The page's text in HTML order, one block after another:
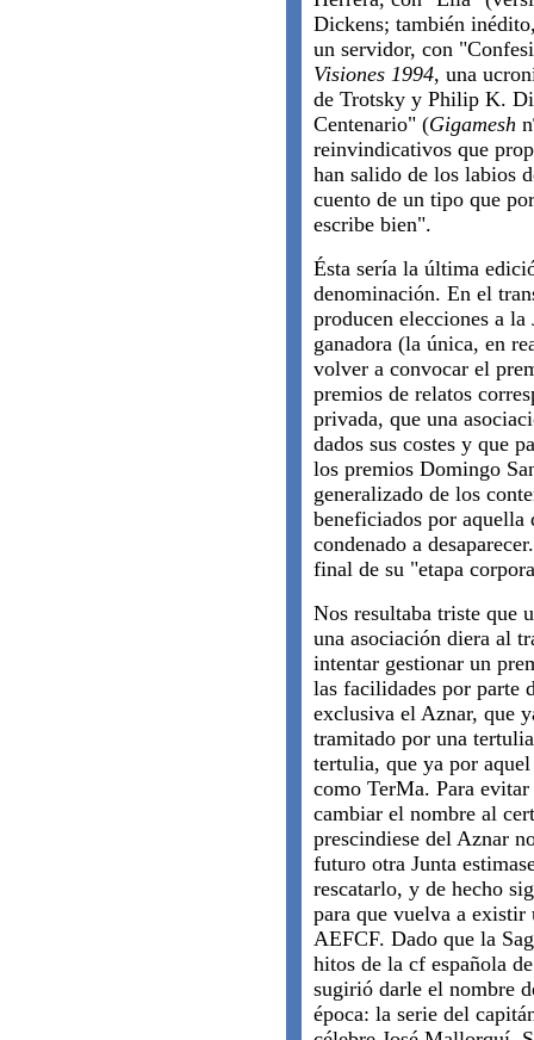
Dickens; también
un servidor, con
Visiones 1994, una
de Trotsky y Philip K.
Centenario" (Gigamesh
reinvindicativos que
han salido de los labios
cuento de un tipo que
escribe bien".
Ésta sería la última
denominación. En el
producen elecciones a
ganadora (la única, en
volver a convocar el
premios de relatos
privada, que una
dados sus costes y que
los premios Domingo
generalizado de los
beneficiados por
condenado a
final de su "etapa
Nos resultaba triste que
una asociación diera al
intentar gestionar un
las facilidades por parte
exclusiva el Aznar, que
tramitado por una
tertulia, que ya por aquel
como TerMa. Para
cambiar el nombre al
prescindiese del Aznar
futuro otra Junta
rescatarlo, y de hecho
para que vuelva a
AEFCF. Dado que la
hitos de la cf española
sugirió darle el nombre
época: la serie del